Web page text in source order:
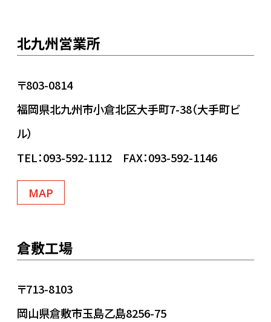
北九州営業所
〒803-0814
福岡県北九州市小倉北区大手町7-38（大手町ビ
ル）
TEL：093-592-1112 FAX：093-592-1146
MAP
倉敷工場
〒713-8103
岡山県倉敷市玉島乙島8256-75